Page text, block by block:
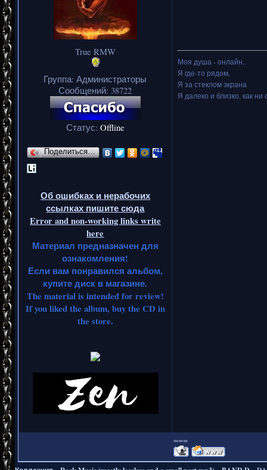
True RMW
Группа: Администраторы
Сообщений: 38722
Статус: Offline
Поделиться…
Об ошибках и нерабочих
ссылках пишите сюда
Error and non-working links write
here
Материал предназначен для
ознакомления!
Если вам понравился альбом,
купите диск в магазине.
The material is intended for review!
If you liked the album, buy the CD in
the store.
Моя душа - онлайн..
Я где-то рядом,
Я за стеклом экрана
Я далеко и близко, как ни
===